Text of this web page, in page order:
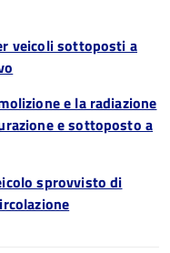
veicoli sottoposti a
e la radiazione
e sottoposto a
sprovvisto di